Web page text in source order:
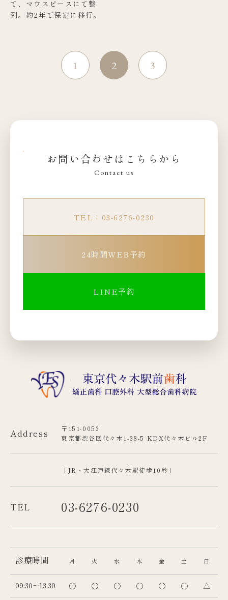
て、マウスピースにて整
列。約2年で保定に移行。
1 2 3
お問い合わせはこちらから
Contact us
TEL：03-6276-0230
24時間WEB予約
LINE予約
Address
〒151-0053
東京都渋谷区代々木1-38-5 KDX代々木ビル2F
「JR・大江戸線代々木駅徒歩10秒」
TEL 03-6276-0230
診療時間 月 火 水 木 金 土 日
09:30～13:30 〇 〇 〇 〇 〇 〇 △